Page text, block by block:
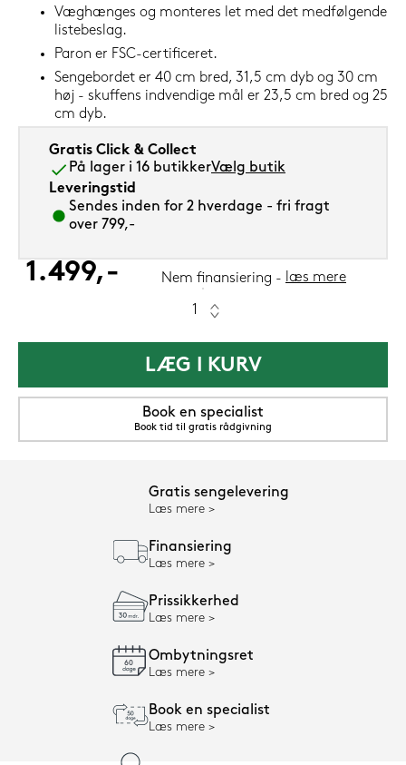
Væghænges og monteres let med det medfølgende
listebeslag.
Paron er FSC-certificeret.
Sengebordet er 40 cm bred, 31,5 cm dyb og 30 cm
høj - skuffens indvendige mål er 23,5 cm bred og 25
cm dyb.
Gratis Click & Collect
På lager i 16 butikkerVælg butik
Leveringstid
Sendes inden for 2 hverdage - fri fragt
over 799,-
1.499,- Nem finansiering læs mere
LÆG I KURV
Book en specialist
Book tid til gratis rådgivning
Gratis sengelevering
Læs mere
Finansiering
Læs mere
Prissikkerhed
Læs mere
Ombytningsret
Læs mere
Book en specialist
Læs mere